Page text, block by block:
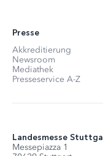
Presse
Akkreditierung
Newsroom
Mediathek
Presseservice A-Z
Landesmesse
Messepiazza 1